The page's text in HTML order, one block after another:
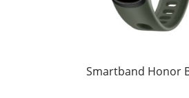
Smartband Honor